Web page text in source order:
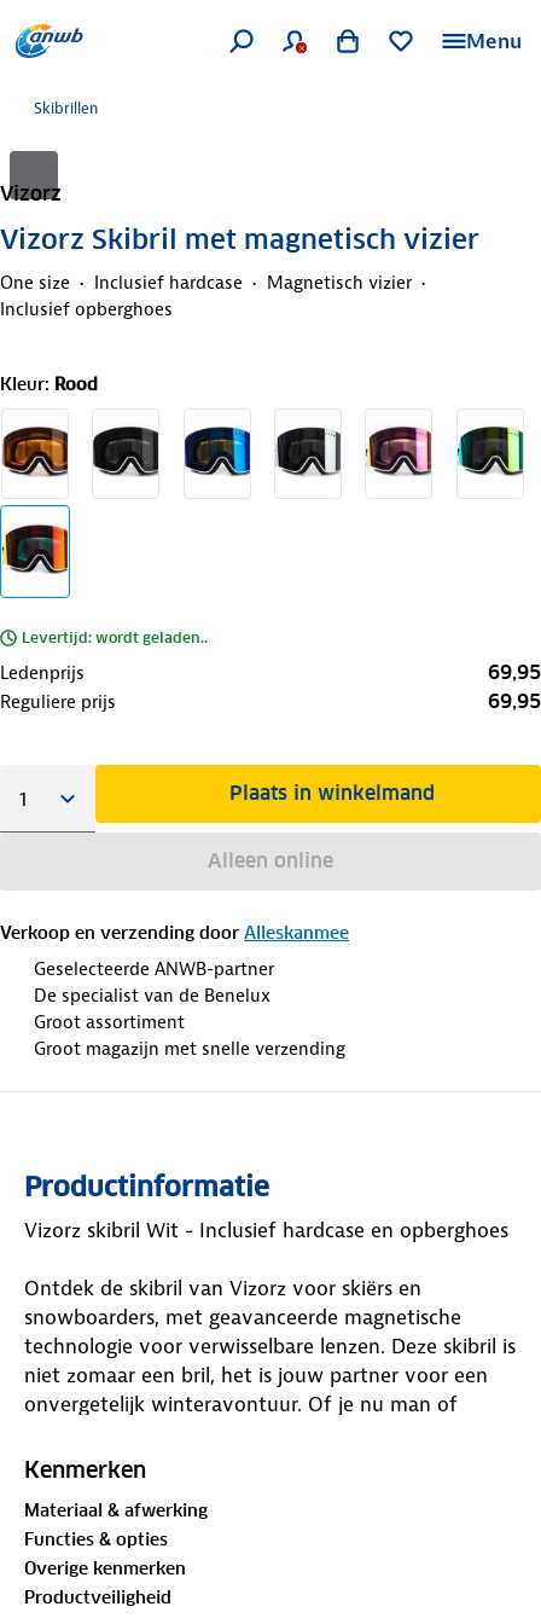
Menu
Skibrillen
Vizorz
Vizorz Skibril met magnetisch vizier
One size Inclusief hardcase
Magnetisch vizier
Inclusief opberghoes
Kleur: Rood
Levertijd: wordt geladen..
Ledenprijs 69,95
Reguliere prijs 69,95
Plaats in winkelmand
Alleen online
Verkoop en verzending door Alleskanmee
Geselecteerde ANWB-partner
De specialist van de Benelux
Groot assortiment
Groot magazijn met snelle verzending
Productinformatie
Vizorz skibril Wit - Inclusief hardcase en opberghoes
Ontdek de skibril van Vizorz voor skiërs en
snowboarders, met geavanceerde magnetische
technologie voor verwisselbare lenzen. Deze skibril is
niet zomaar een bril, het is jouw partner voor een
onvergetelijk winteravontuur. Of je nu man of
Betrouwbaar en bestendig, deze magneetbril tilt
Waar is deze Vizorz skibril Wit - Inclusief hardcase en
opberghoes geschikt voor?
De Vizorz skibril met magnetisch vizier is geschikt
Kenmerken
Materiaal & afwerking
Functies & opties
Overige kenmerken
Productveiligheid